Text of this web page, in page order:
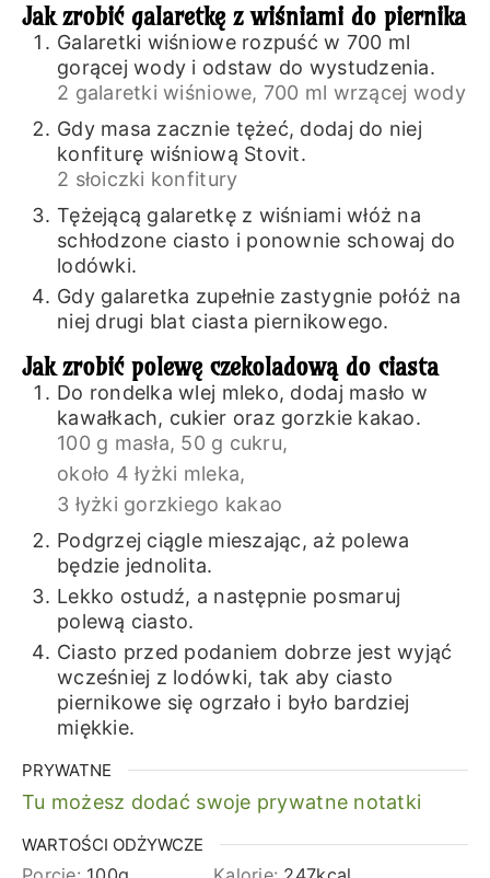
Jak zrobić galaretkę z wiśniami do piernika
Galaretki wiśniowe rozpuść w 700 ml
gorącej wody i odstaw do wystudzenia.
2 galaretki wiśniowe, 700 ml wrzącej wody
Gdy masa zacznie tężeć, dodaj do niej
konfiturę wiśniową Stovit.
2 słoiczki konfitury
Tężejącą galaretkę z wiśniami włóż na
schłodzone ciasto i ponownie schowaj do
lodówki.
Gdy galaretka zupełnie zastygnie połóż na
niej drugi blat ciasta piernikowego.
Jak zrobić polewę czekoladową do ciasta
Do rondelka wlej mleko, dodaj masło w
kawałkach, cukier oraz gorzkie kakao.
100 g masła, 50 g cukru,
około 4 łyżki mleka,
3 łyżki gorzkiego kakao
Podgrzej ciągle mieszając, aż polewa
będzie jednolita.
Lekko ostudź, a następnie posmaruj
polewą ciasto.
Ciasto przed podaniem dobrze jest wyjąć
wcześniej z lodówki, tak aby ciasto
piernikowe się ogrzało i było bardziej
miękkie.
PRYWATNE
Tu możesz dodać swoje prywatne notatki
WARTOŚCI ODŻYWCZE